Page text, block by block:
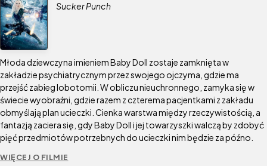
Sucker Punch
Młoda dziewczyna imieniem Baby Doll zostaje zamknięta w
zakładzie psychiatrycznym przez swojego ojczyma, gdzie ma
przejść zabieg lobotomii. W obliczu nieuchronnego, zamyka się w
świecie wyobraźni, gdzie razem z czterema pacjentkami z zakładu
obmyślają plan ucieczki. Cienka warstwa między rzeczywistością, a
fantazją zaciera się, gdy Baby Doll i jej towarzyszki walczą by zdobyć
pięć przedmiotów potrzebnych do ucieczki nim będzie za późno.
WIĘCEJ O FILMIE